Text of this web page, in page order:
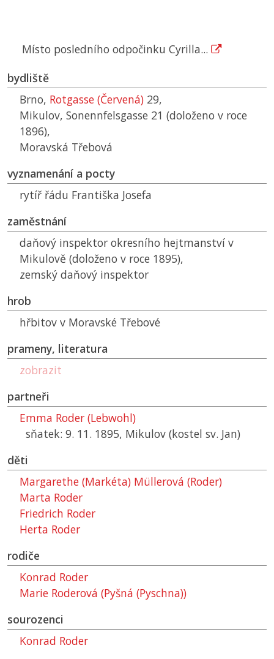
Místo posledního odpočinku Cyrilla...
bydliště
Brno, Rotgasse (Červená) 29,
Mikulov, Sonennfelsgasse 21 (doloženo v roce
1896),
Moravská Třebová
vyznamenání a pocty
rytíř řádu Františka Josefa
zaměstnání
daňový inspektor okresního hejtmanství v
Mikulově (doloženo v roce 1895),
zemský daňový inspektor
hrob
hřbitov v Moravské Třebové
prameny, literatura
zobrazit
partneři
Emma Roder (Lebwohl)
sňatek: 9. 11. 1895, Mikulov (kostel sv. Jan)
děti
Margarethe (Markéta) Müllerová (Roder)
Marta Roder
Friedrich Roder
Herta Roder
rodiče
Konrad Roder
Marie Roderová (Pyšná (Pyschna))
sourozenci
Konrad Roder